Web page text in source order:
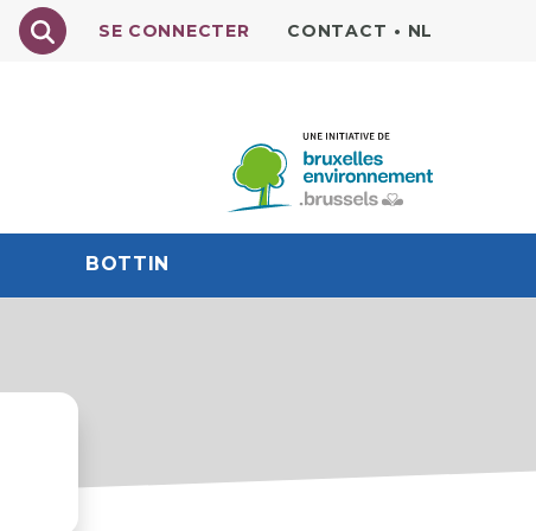
Texte à rechercher
SE CONNECTER CONTACT • NL
BOTTIN